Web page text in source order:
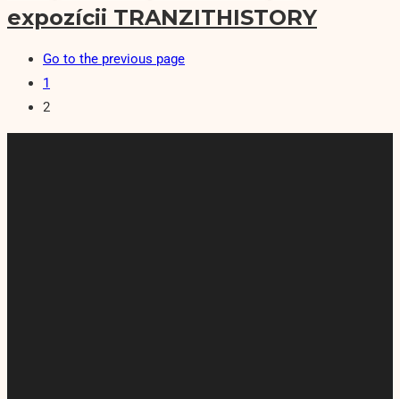
expozícii TRANZITHISTORY
Go to the previous page
1
2